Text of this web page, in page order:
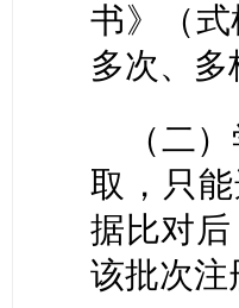
书》（
多次、
（二
取，只
据比对
该批次注